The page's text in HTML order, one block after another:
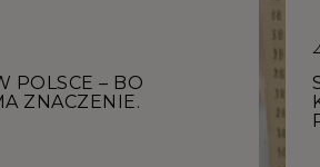
POLSCE – BO
ZNACZENIE.